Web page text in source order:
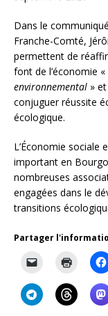
Dans le
Franche-Comté,
permettent de
font de l’économie «
environnemental »
conjuguer réussite
écologique.
L’Économie sociale
important en
nombreuses
engagées dans le
transitions
Partager